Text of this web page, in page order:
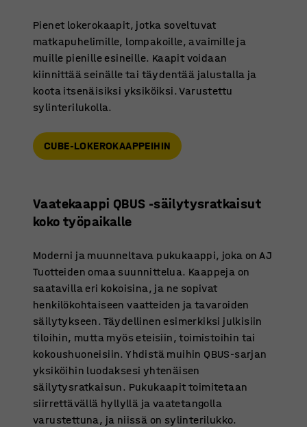
Pienet lokerokaapit, jotka soveltuvat
matkapuhelimille, lompakoille, avaimille ja
muille pienille esineille. Kaapit voidaan
kiinnittää seinälle tai täydentää jalustalla ja
koota itsenäisiksi yksiköiksi. Varustettu
sylinterilukolla.
CUBE-LOKEROKAAPPEIHIN
Vaatekaappi QBUS -säilytysratkaisut
koko työpaikalle
Moderni ja muunneltava pukukaappi, joka on AJ
Tuotteiden omaa suunnittelua. Kaappeja on
saatavilla eri kokoisina, ja ne sopivat
henkilökohtaiseen vaatteiden ja tavaroiden
säilytykseen. Täydellinen esimerkiksi julkisiin
tiloihin, mutta myös eteisiin, toimistoihin tai
kokoushuoneisiin. Yhdistä muihin QBUS-sarjan
yksiköihin luodaksesi yhtenäisen
säilytysratkaisun. Pukukaapit toimitetaan
siirrettävällä hyllyllä ja vaatetangolla
varustettuna, ja niissä on sylinterilukko.